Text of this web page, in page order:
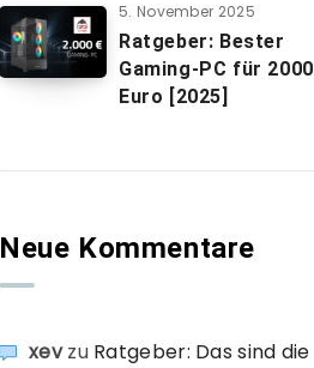
5. November 2025
Ratgeber: Bester
Gaming-PC für 2000
Euro [2025]
Neue Kommentare
xevzu Ratgeber: Das sind die